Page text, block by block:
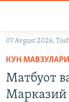
Асосий
навигацияга
ўтинг
Қидиришга
OZODVIDEO
OZODARXIV
07 Avgust 2026,
КУН МАВЗУЛАРИ
Матбуот
Марказий